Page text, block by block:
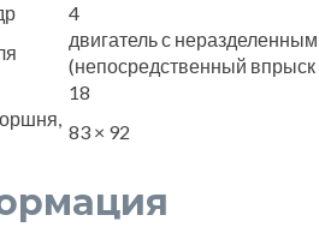
4
двигатель с
(непосредственный впрыск
18
83 × 92